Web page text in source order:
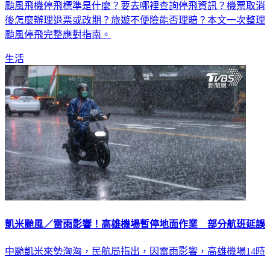
颱風飛機停飛標準是什麼？要去哪裡查詢停飛資訊？機票取消
後怎麼辦理退票或改期？旅遊不便險能否理賠？本文一次整理
颱風停飛完整應對指南。
生活
凱米颱風／雷雨影響！高雄機場暫停地面作業 部分航班延誤
中颱凱米來勢洶洶，民航局指出，因雷雨影響，高雄機場14時